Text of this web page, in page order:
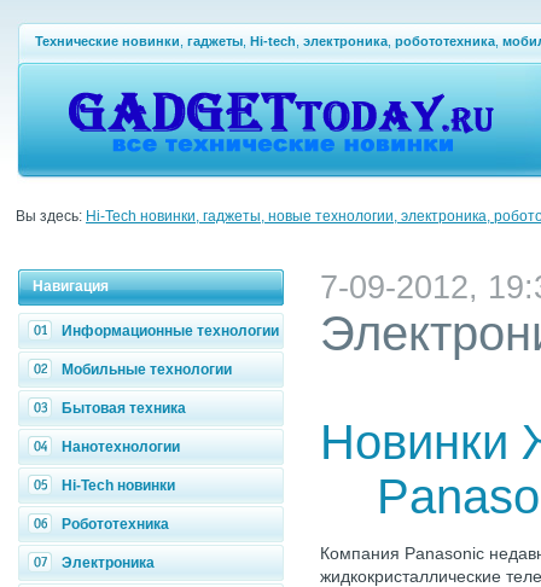
Технические новинки гаджеты Hi-tech электроника робототехника
Вы здесь: Hi-Tech новинки, гаджеты, новые технологии, электроника,
Навигация
Информационные технологии
Мобильные технологии
Бытовая техника
Нанотехнологии
Hi-Tech новинки
Робототехника
Электроника
7-09-2012,
Новинки
Компания Panasonic
жидкокристаллические